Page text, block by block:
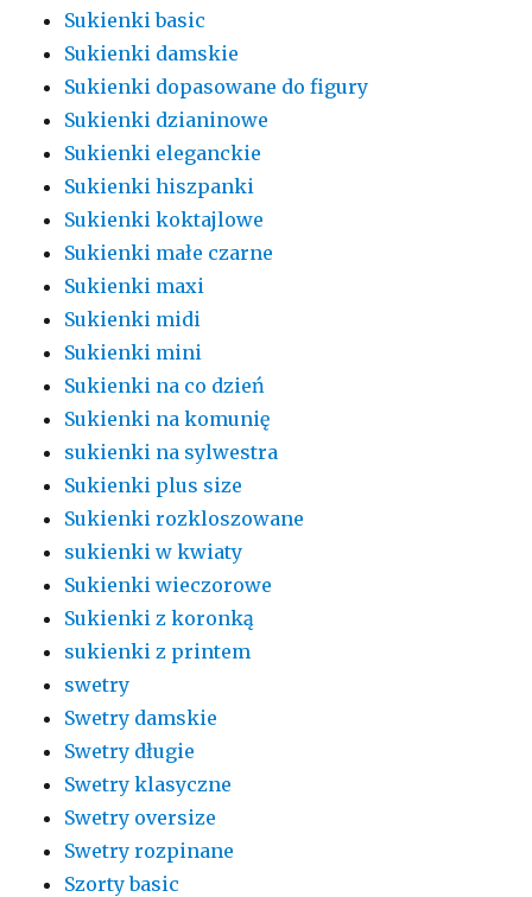
Sukienki basic
Sukienki damskie
Sukienki dopasowane do figury
Sukienki dzianinowe
Sukienki eleganckie
Sukienki hiszpanki
Sukienki koktajlowe
Sukienki małe czarne
Sukienki maxi
Sukienki midi
Sukienki mini
Sukienki na co dzień
Sukienki na komunię
sukienki na sylwestra
Sukienki plus size
Sukienki rozkloszowane
sukienki w kwiaty
Sukienki wieczorowe
Sukienki z koronką
sukienki z printem
swetry
Swetry damskie
Swetry długie
Swetry klasyczne
Swetry oversize
Swetry rozpinane
Szorty basic